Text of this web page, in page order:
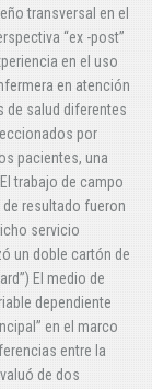
transversal en el
“ex -post”
en el uso
en atención
de salud diferentes
por
pacientes, una
trabajo de campo
resultado fueron
servicio
un doble cartón de
El medio de
dependiente
en el marco
entre la
de dos